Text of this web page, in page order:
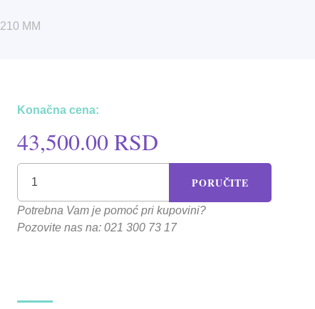
MM
Konačna cena:
43,500.00 RSD
PORUČITE
Potrebna Vam je pomoć pri kupovini?
Pozovite nas na: 021 300 73 17